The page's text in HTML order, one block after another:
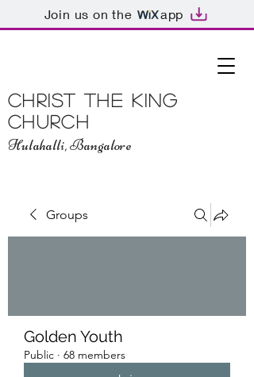
Join us on the app
Christ The King
Church
Hulahalli, Bangalore
Groups
Golden Youth
Public · 68 members